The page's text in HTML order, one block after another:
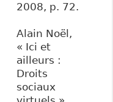
2008, p. 72.
Alain Noël,
« Ici et
ailleurs :
Droits
sociaux